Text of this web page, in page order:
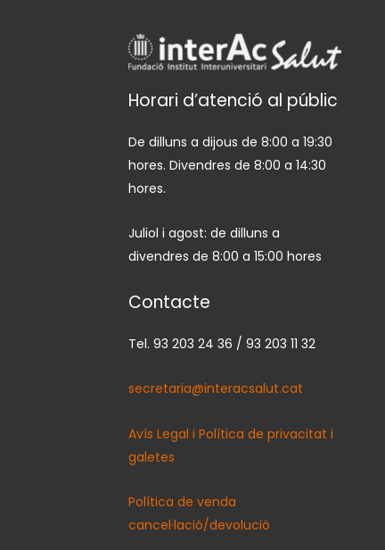
Horari d’atenció al públic
De dilluns a dijous de 8:00 a 19:30
hores. Divendres de 8:00 a 14:30
hores.
Juliol i agost: de dilluns a
divendres de 8:00 a 15:00 hores
Contacte
Tel. 93 203 24 36 / 93 203 11 32
secretaria@interacsalut.cat
Avís Legal i Política de privacitat i
galetes
Política de venda
cancel·lació/devolució